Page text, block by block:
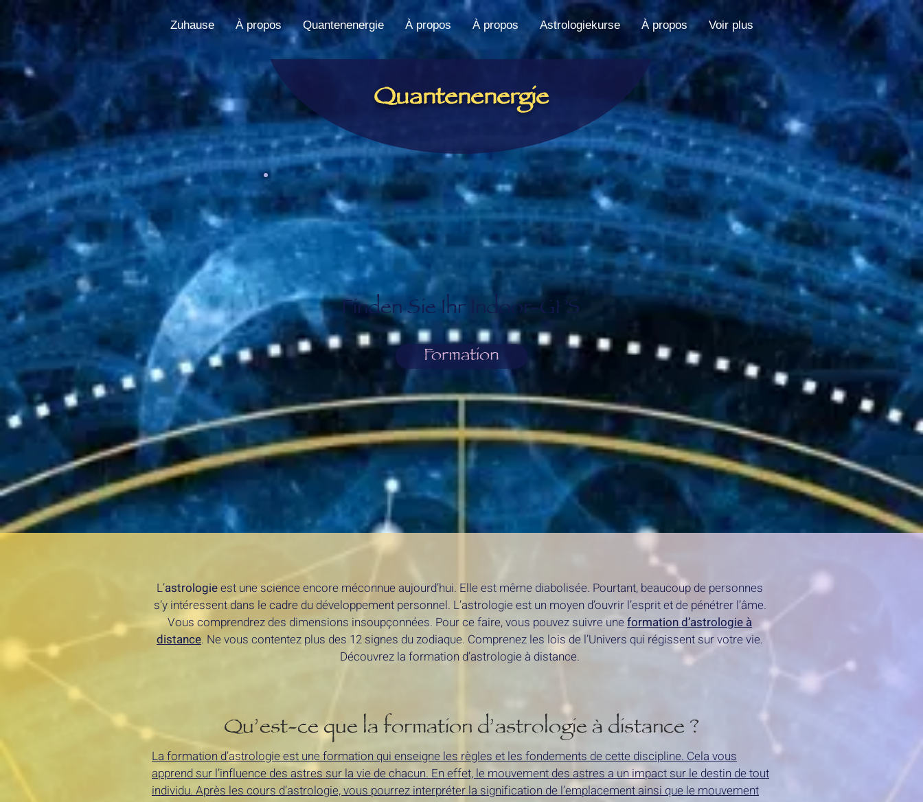
Zuhause À propos Quantenenergie À propos À propos Astrologiekurse À propos Voir plus
Quantenenergie
Finden Sie Ihr Indoor-GPS
Formation
L’astrologieest une science encore méconnue aujourd’hui. Elle est même diabolisée. Pourtant, beaucoup de personnes
s’y intéressent dans le cadre du développement personnel. L’astrologie est un moyen d’ouvrir l’esprit et de pénétrer l’âme.
Vous comprendrez des dimensions insoupçonnées. Pour ce faire, vous pouvez suivre uneformation d’astrologie à
distance. Ne vous contentez plus des 12 signes du zodiaque. Comprenez les lois de l’Univers qui régissent sur votre vie.
Découvrez la formation d’astrologie à distance.
Qu’est-ce que la formation d’astrologie à distance ?
La formation d’astrologie est une formation qui enseigne les règles et les fondements de cette discipline. Cela vous
apprend sur l’influence des astres sur la vie de chacun. En effet, le mouvement des astres a un impact sur le destin de tout
individu. Après les cours d’astrologie, vous pourrez interpréter la signification de l’emplacement ainsi que le mouvement